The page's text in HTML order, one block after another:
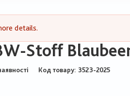
details.
Stoff
Код товару 3523-2025